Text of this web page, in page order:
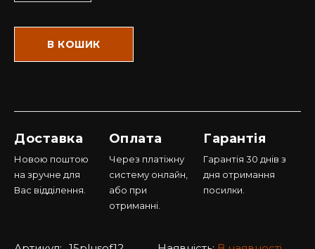
В КОШИК
Доставка
Новою поштою
на зручне для
Вас відділення.
Оплата
Через платіжну
систему онлайн,
або при
отриманні.
Гарантія
Гарантія 30 днів з
дня отримання
посилки.